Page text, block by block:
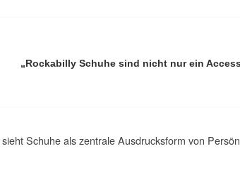
„Rockabilly Schuhe sind nicht nur ein
sieht Schuhe als zentrale Ausdrucksform von